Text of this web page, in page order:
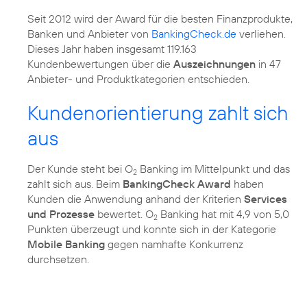
Seit 2012 wird der Award für die besten Finanzprodukte,
Banken und Anbieter von BankingCheck.de verliehen.
Dieses Jahr haben insgesamt 119.163
Kundenbewertungen über die Auszeichnungen in 47
Anbieter- und Produktkategorien entschieden.
Kundenorientierung zahlt sich
aus
Der Kunde steht bei O2 Banking im Mittelpunkt und das
zahlt sich aus. Beim BankingCheck Award haben
Kunden die Anwendung anhand der Kriterien Services
und Prozesse bewertet. O2 Banking hat mit 4,9 von 5,0
Punkten überzeugt und konnte sich in der Kategorie
Mobile Banking gegen namhafte Konkurrenz
durchsetzen.